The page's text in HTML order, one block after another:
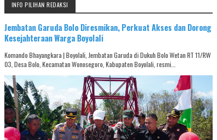
INFO PILIHAN REDAKSI
Jembatan Garuda Bolo Diresmikan, Perkuat Akses dan Dorong
Kesejahteraan Warga Boyolali
Komando Bhayangkara | Boyolali, Jembatan Garuda di Dukuh Bolo Wetan RT 11/RW
03, Desa Bolo, Kecamatan Wonosegoro, Kabupaten Boyolali, resmi...